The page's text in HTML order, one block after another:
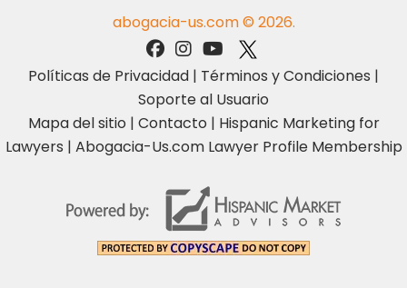
abogacia-us.com © 2026.
Políticas de Privacidad | Términos y Condiciones |
Soporte al Usuario
Mapa del sitio | Contacto | Hispanic Marketing for
Lawyers | Abogacia-Us.com Lawyer Profile Membership